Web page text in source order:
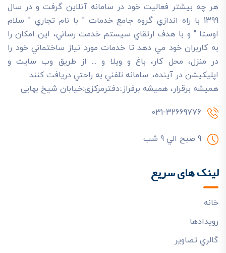
هر چه بيشتر فعاليت خود در سامانه آنلاين گرفت و در سال
1399 با راه اندازي گروه جامع خدمات " با نام تجاري " سلام
اوستا " و با هدف ارتقاي سيستم خدمت رساني، اين امکان را
به کاربران خود مي دهد تا خدمات مورد نياز ساختماني خود را
در منزل، محل کار، باغ و ويلا و ... از طريق وب سايت و
اپليکيشن در آينده، .سامانه تلفني به راحتي دريافت کنند
هميشه برقرار، هميشه برفراز.:دفترمرکزی:خیابان شیخ بهایی
031-32669776
9 صبح الي 9 شب
لینک های سریع
خانه
رويدادها
گالري تصاوير